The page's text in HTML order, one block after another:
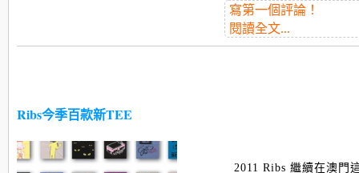
寫第一個評論！
閱讀全文...
Ribs今季百款新TEE
2011 Ribs 繼續在澳門